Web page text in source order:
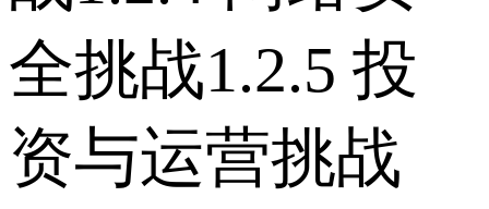
全挑战 1.2.5 投
资与运营挑战